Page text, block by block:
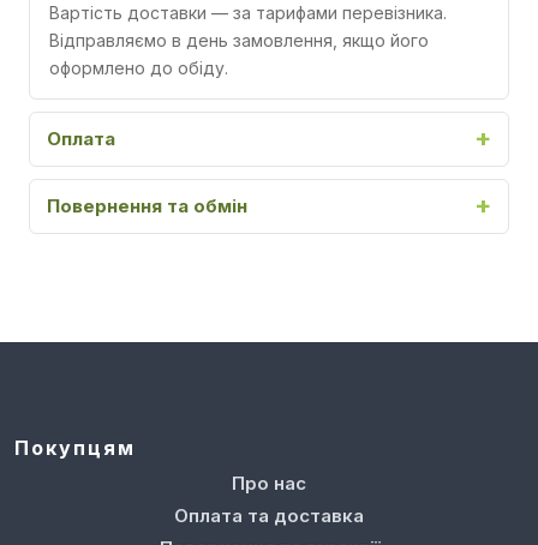
Вартість доставки — за тарифами перевізника.
Відправляємо в день замовлення, якщо його
оформлено до обіду.
Оплата
Повернення та обмін
Покупцям
Про нас
Оплата та доставка